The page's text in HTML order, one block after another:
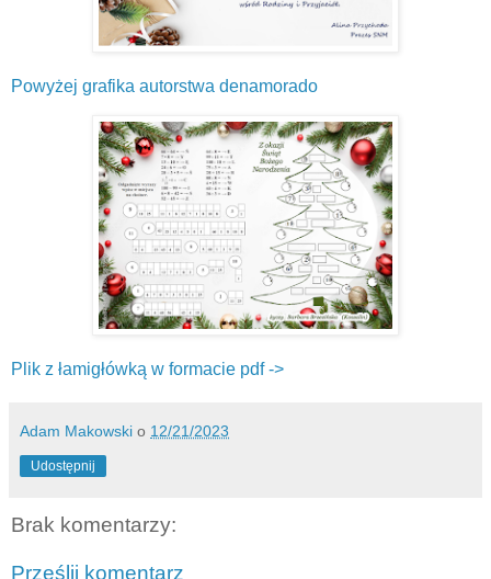
Powyżej grafika autorstwa denamorado
Plik z łamigłówką w formacie pdf ->
Adam Makowski o 12/21/2023
Udostępnij
Brak komentarzy:
Prześlij komentarz